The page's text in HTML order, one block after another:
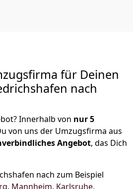
für Deinen
nach
Innerhalb von nur 5
von uns der Umzugsfirma aus
Angebot, das Dich
nach zum Beispiel
, Mannheim, Karlsruhe,